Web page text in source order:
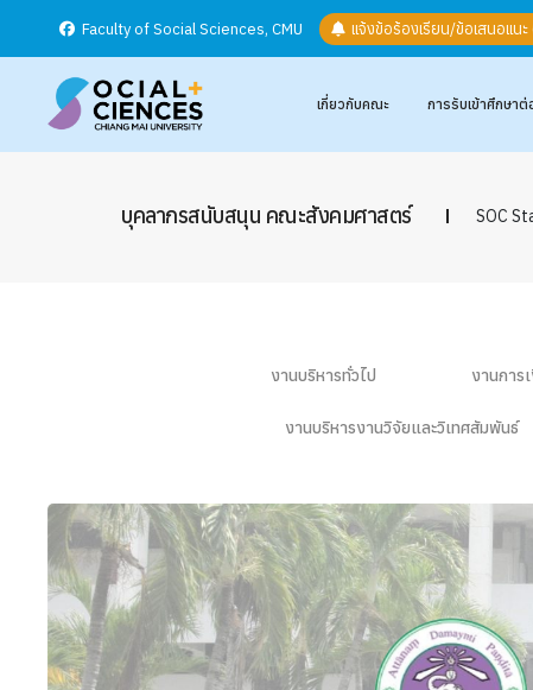
Faculty of Social Sciences, CMU แจ้งข้อร้องเรียน/ข้อเสนอแนะ
เกี่ยวกับคณะ การรับเข้าศึกษาต่
บุคลากรสนับสนุน คณะสังคมศาสตร์ SOC
งานบริหารทั่วไป งานการ
งานบริหารงานวิจัยและวิเทศสัมพันธ์